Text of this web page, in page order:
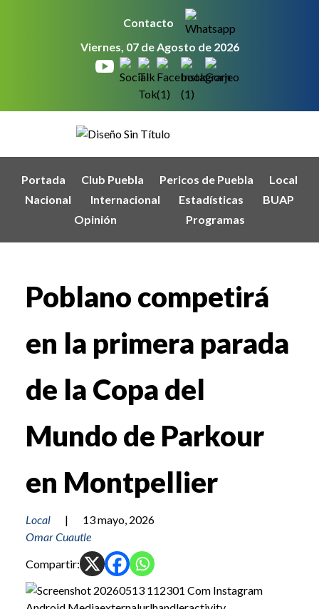
Contacto
Viernes, 07 de Agosto de 2026
Portada Club Puebla Pericos de Puebla
Local
Nacional
Internacional Estadísticas
BUAP
Opinión
Programas
Poblano competirá
en la primera parada
de la Copa del
Mundo de Parkour
en Montpellier
Local |
13 mayo, 2026
Omar Cuautle
Compartir: